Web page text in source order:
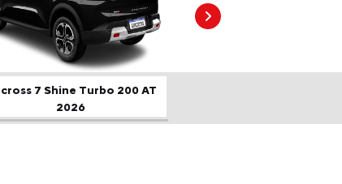
7 Shine Turbo 200 AT
2026
Próximo